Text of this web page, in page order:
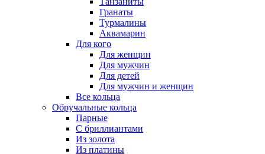
Гранаты
Турмалины
Аквамарин
Для кого
Для женщин
Для мужчин
Для детей
Для мужчин и женщин
Все кольца
Обручальные кольца
Парные
С бриллиантами
Из золота
Из платины